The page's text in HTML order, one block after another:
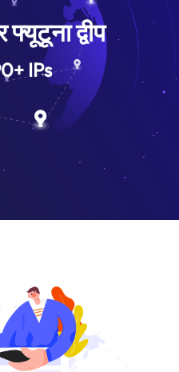
द्वीप
+ IPs